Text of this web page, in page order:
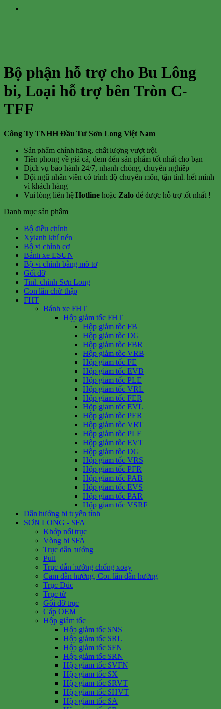
Bộ phận hỗ trợ cho Bu Lông
bi, Loại hỗ trợ bên Tròn C-
TFF
Công Ty TNHH Đầu Tư Sơn Long Việt Nam
Sản phẩm chính hãng, chất lượng vượt trội
Tiên phong về giá cả, đem đến sản phẩm tốt nhất cho bạn
Dịch vụ bảo hành 24/7, nhanh chóng, chuyên nghiệp
Đội ngũ nhân viên có trình độ chuyên môn, tận tình hết mình
vì khách hàng
Vui lòng liên hệ Hotline hoặc Zalo để được hỗ trợ tốt nhất !
Danh mục sản phẩm
Bộ điều chỉnh
Xylanh khí nén
Bộ vi chỉnh cơ
Bánh xe ESUN
Bộ vi chỉnh bằng mô tơ
Gối đỡ
Tinh chỉnh Sơn Long
Con lăn chữ thập
FHT
Bánh xe FHT
Hộp giảm tốc FHT
Hộp giảm tốc FB
Hộp giảm tốc DG
Hộp giảm tốc FBR
Hộp giảm tốc VRB
Hộp giảm tốc FE
Hộp giảm tốc EVB
Hộp giảm tốc PLE
Hộp giảm tốc VRL
Hộp giảm tốc FER
Hộp giảm tốc EVL
Hộp giảm tốc PER
Hộp giảm tốc VRT
Hộp giảm tốc PLF
Hộp giảm tốc EVT
Hộp giảm tốc DG
Hộp giảm tốc VRS
Hộp giảm tốc PFR
Hộp giảm tốc PAB
Hộp giảm tốc EVS
Hộp giảm tốc PAR
Hộp giảm tốc VSRF
Dẫn hướng bi tuyến tính
SƠN LONG - SFA
Khớp nối trục
Vòng bi SFA
Trục dẫn hướng
Puli
Trục dẫn hướng chống xoay
Cam dẫn hướng, Con lăn dẫn hướng
Trục Đúc
Trục từ
Gối đỡ trục
Cáp OEM
Hộp giảm tốc
Hộp giảm tốc SNS
Hộp giảm tốc SRL
Hộp giảm tốc SFN
Hộp giảm tốc SRN
Hộp giảm tốc SVFN
Hộp giảm tốc SX
Hộp giảm tốc SRVT
Hộp giảm tốc SHVT
Hộp giảm tốc SA